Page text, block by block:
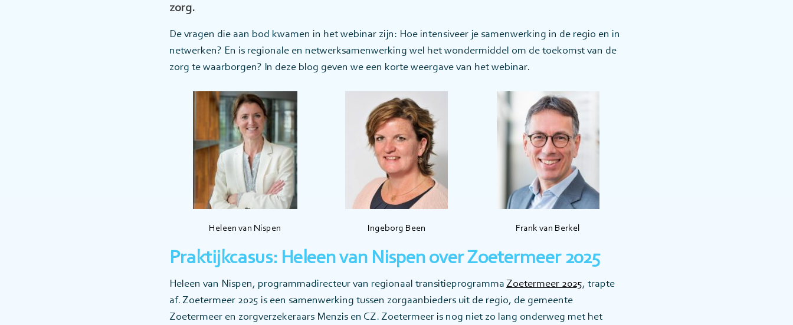
zorg.
De vragen die aan bod kwamen in het webinar zijn: Hoe intensiveer je samenwerking in de regio en in
netwerken? En is regionale en netwerksamenwerking wel het wondermiddel om de toekomst van de
zorg te waarborgen? In deze blog geven we een korte weergave van het webinar.
Heleen van Nispen Ingeborg Been Frank van Berkel
Praktijkcasus: Heleen van Nispen over Zoetermeer 2025
Heleen van Nispen, programmadirecteur van regionaal transitieprogramma Zoetermeer 2025, trapte
af. Zoetermeer 2025 is een samenwerking tussen zorgaanbieders uit de regio, de gemeente
Zoetermeer en zorgverzekeraars Menzis en CZ. Zoetermeer is nog niet zo lang onderweg met het